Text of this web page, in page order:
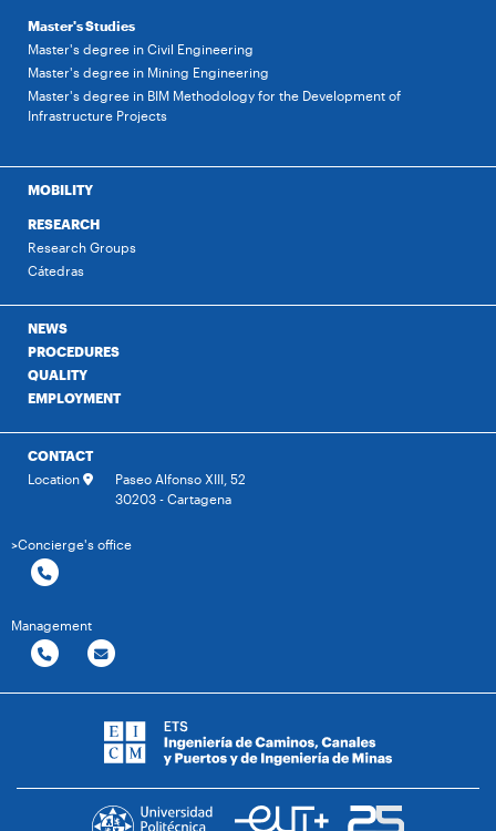
Master's Studies
Master's degree in Civil Engineering
Master's degree in Mining Engineering
Master's degree in BIM Methodology for the Development of
Infrastructure Projects
MOBILITY
RESEARCH
Research Groups
Cátedras
NEWS
PROCEDURES
QUALITY
EMPLOYMENT
CONTACT
Location
Paseo Alfonso XIII, 52
30203 - Cartagena
>Concierge's office
Management